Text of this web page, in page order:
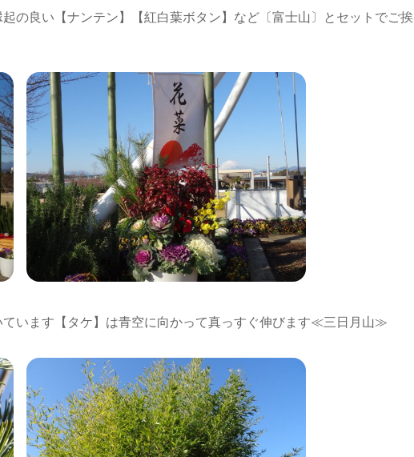
の良い【ナンテン】【紅白葉ボタン】など〔富士山〕とセットでご挨
ています【タケ】は青空に向かって真っすぐ伸びます≪三日月山≫